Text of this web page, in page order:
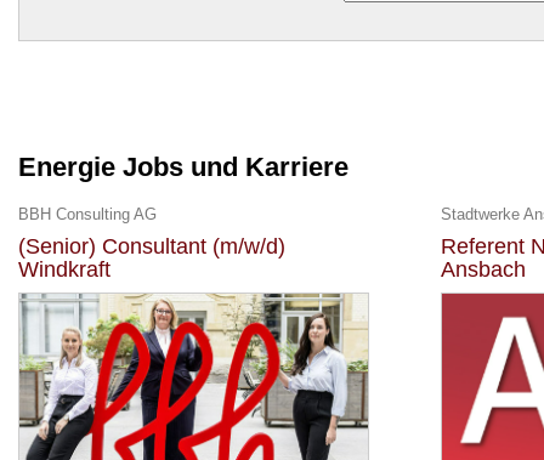
Energie Jobs und Karriere
BBH Consulting AG
(Senior) Consultant (m/w/d)
Windkraft
Stadtwerke
Referent
Ansbach